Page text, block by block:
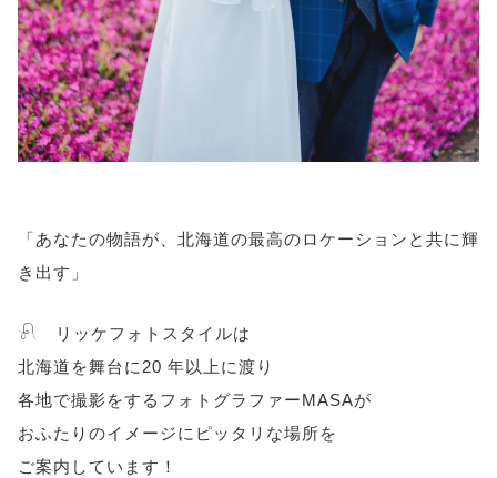
「あなたの物語が、北海道の最高のロケーションと共に輝
き出す」
𓍯 リッケフォトスタイルは
北海道を舞台に20 年以上に渡り
各地で撮影をするフォトグラファーMASAが
おふたりのイメージにピッタリな場所を
ご案内しています！